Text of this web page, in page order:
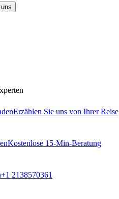
Erzählen Sie uns von Ihrer Reise
Kostenlose 15-Min-Beratung
+1 2138570361